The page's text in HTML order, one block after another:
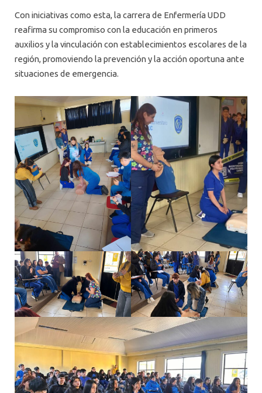
Con iniciativas como esta, la carrera de Enfermería UDD
reafirma su compromiso con la educación en primeros
auxilios y la vinculación con establecimientos escolares de la
región, promoviendo la prevención y la acción oportuna ante
situaciones de emergencia.